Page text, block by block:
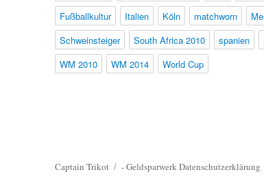
Fußballkultur
Italien Köln matchworn
Schweinsteiger
South Africa 2010 spanien
WM 2010
WM 2014 World Cup
Captain Trikot -Geldsparwerk Datenschutzerklärung